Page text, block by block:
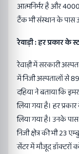
आत्मनिर्भर है और
टैंक भी संस्थान के पास
रेवाड़ी : हर प्रकार के
रेवाड़ी में सरकारी
में निजी अस्पतालों से
दहिया ने बताया कि
लिया गया है। हर
लिया गया है। उनके
निजी क्षेत्र की भी 23
सेंटर में मौजूद डॉक्टरों